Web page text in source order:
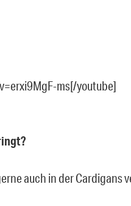
ms[/youtube]
auch in der Cardigans